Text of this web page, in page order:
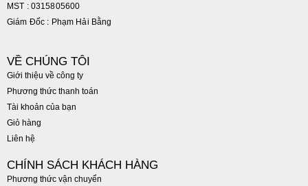
MST : 0315805600
Giám Đốc : Phạm Hải Bằng
VỀ CHÚNG TÔI
Giới thiệu về công ty
Phương thức thanh toán
Tài khoản của bạn
Giỏ hàng
Liên hệ
CHÍNH SÁCH KHÁCH HÀNG
Phương thức vận chuyển